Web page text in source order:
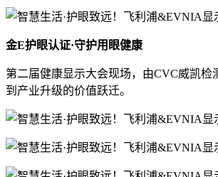
金E护眼认证·守护用眼健康
第二届健康显示大会现场，由CVC威凯
到产业升级的价值跃迁。